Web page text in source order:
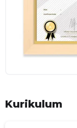
Kurikulum